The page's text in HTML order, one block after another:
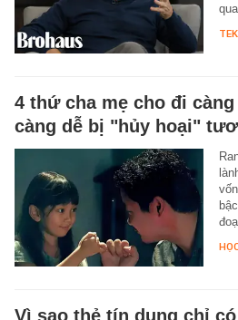
4 thứ cha mẹ cho đi
càng dễ bị "hủy hoại"
Vì sao thẻ tín dụng chỉ